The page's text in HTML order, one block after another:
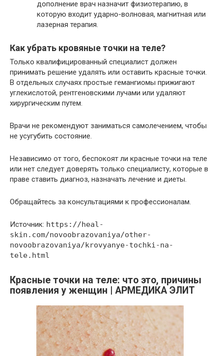
дополнение врач назначит физиотерапию, в
которую входит ударно-волновая, магнитная или
лазерная терапия.
Как убрать кровяные точки на теле?
Только квалифицированный специалист должен
принимать решение удалять или оставить красные точки.
В отдельных случаях простые гемангиомы прижигают
углекислотой, рентгеновскими лучами или удаляют
хирургическим путем.
Врачи не рекомендуют заниматься самолечением, чтобы
не усугубить состояние.
Независимо от того, беспокоят ли красные точки на теле
или нет следует доверять только специалисту, которые в
праве ставить диагноз, назначать лечение и диеты.
Обращайтесь за консультациями к профессионалам.
Источник: https://heal-
skin.com/novoobrazovaniya/other-
novoobrazovaniya/krovyanye-tochki-na-
tele.html
Красные точки на теле: что это, причины
появления у женщин | АРМЕДИКА ЭЛИТ